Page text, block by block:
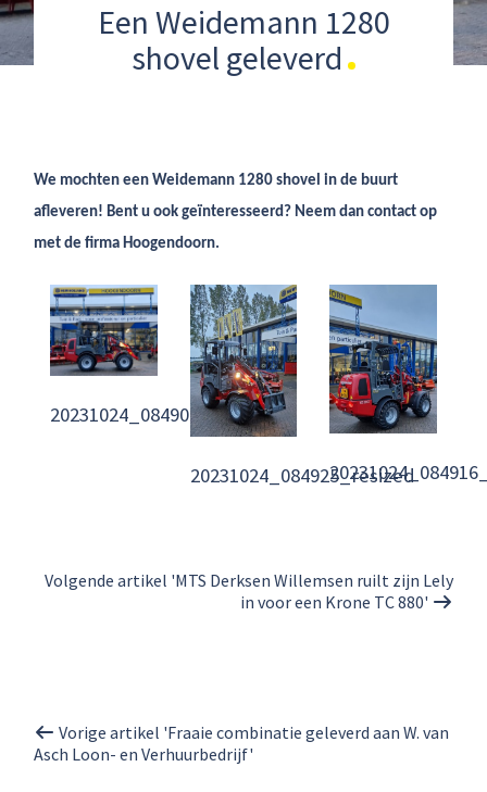
Een Weidemann 1280
shovel geleverd
We mochten een Weidemann 1280 shovel in de buurt
afleveren! Bent u ook geïnteresseerd? Neem dan contact op
met de firma Hoogendoorn.
20231024_084906_resized
20231024_084925_resized
Volgende artikel 'MTS Derksen Willemsen ruilt zijn Lely
in voor een Krone TC 880'
Vorige artikel 'Fraaie combinatie geleverd aan W. van
Asch Loon- en Verhuurbedrijf'